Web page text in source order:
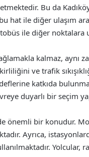
Bu da
hat ile diğer ulaşım
ile diğer
kalmaz, aynı
ve trafik
katkıda
duyarlı bir seçim
önemli bir konudur.
Ayrıca,
Yolcular,